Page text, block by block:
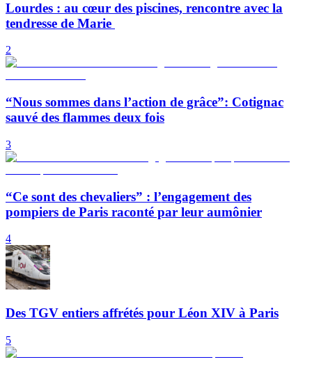
Lourdes : au cœur des piscines, rencontre avec la
tendresse de Marie
2
“Nous sommes dans l’action de grâce”: Cotignac
sauvé des flammes deux fois
3
“Ce sont des chevaliers” : l’engagement des
pompiers de Paris raconté par leur aumônier
4
Des TGV entiers affrétés pour Léon XIV à Paris
5